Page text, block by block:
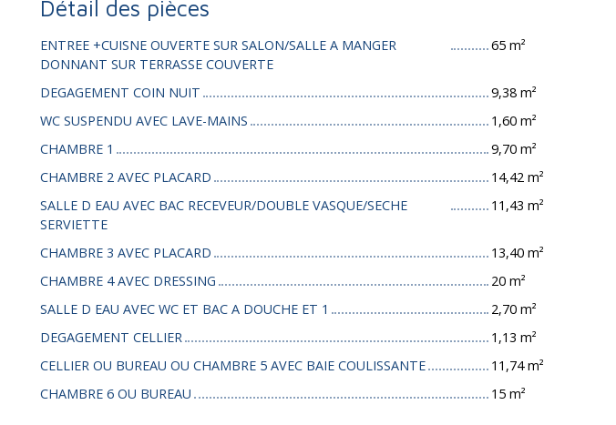
Détail des pièces
ENTREE +CUISNE OUVERTE SUR SALON/SALLE A MANGER
DONNANT SUR TERRASSE COUVERTE
65 m²
DEGAGEMENT COIN NUIT
9,38 m²
WC SUSPENDU AVEC LAVE-MAINS
1,60 m²
CHAMBRE 1
9,70 m²
CHAMBRE 2 AVEC PLACARD
14,42 m²
SALLE D EAU AVEC BAC RECEVEUR/DOUBLE VASQUE/SECHE
SERVIETTE
11,43 m²
CHAMBRE 3 AVEC PLACARD
13,40 m²
CHAMBRE 4 AVEC DRESSING
20 m²
SALLE D EAU AVEC WC ET BAC A DOUCHE ET 1
2,70 m²
DEGAGEMENT CELLIER
1,13 m²
CELLIER OU BUREAU OU CHAMBRE 5 AVEC BAIE COULISSANTE
11,74 m²
CHAMBRE 6 OU BUREAU
15 m²